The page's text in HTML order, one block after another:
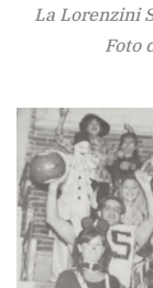
La Lorenzini
Foto